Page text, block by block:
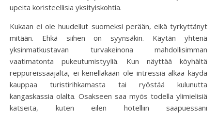
upeita koristeellisia yksityiskohtia.
Kukaan ei ole huudellut suomeksi perään, eikä tyrkyttänyt
mitään. Ehkä siihen on syynsäkin. Käytän yhtenä
yksinmatkustavan turvakeinona mahdollisimman
vaatimatonta pukeutumistyyliä. Kun näyttää köyhältä
reppureissaajalta, ei kenelläkään ole intressiä alkaa käydä
kauppaa turistirihkamasta tai ryöstää kulunutta
kangaskassia olalta. Osakseen saa myös todella ylimielisiä
katseita, kuten eilen hotelliin saapuessani